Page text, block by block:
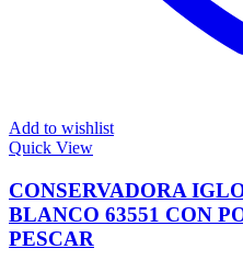
Add to wishlist
Quick View
CONSERVADORA
BLANCO 63551 CON
PESCAR